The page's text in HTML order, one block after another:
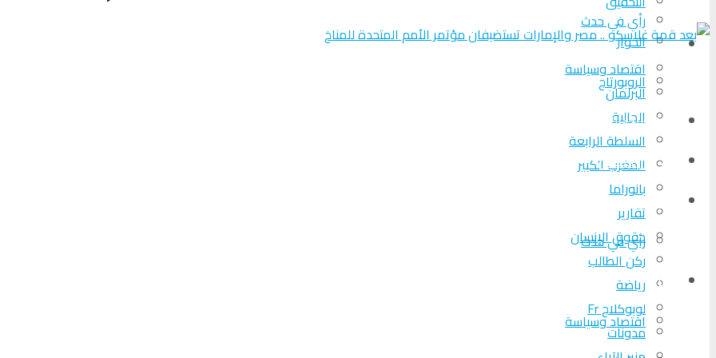
رأي في حدث
المزيد
اقتصاد وسياسة
البرلمان
الجالية
السلطة الرابعة
المغرب الكبير
بانوراما
تقارير
حقوق الإنسان
ركن الطالب
رياضة
لوبوكلاج Fr
مدونات
الحوار
الروبورتاج
تحلیل الأحداث
من عين المكان
لوبوكلاج TV
رأي في حدث
المزيد
اقتصاد وسياسة